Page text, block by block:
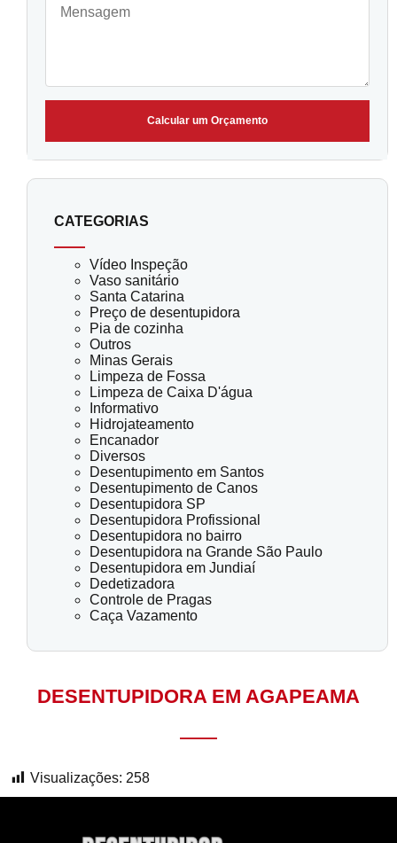
Calcular um Orçamento
CATEGORIAS
Vídeo Inspeção
Vaso sanitário
Santa Catarina
Preço de desentupidora
Pia de cozinha
Outros
Minas Gerais
Limpeza de Fossa
Limpeza de Caixa D'água
Informativo
Hidrojateamento
Encanador
Diversos
Desentupimento em Santos
Desentupimento de Canos
Desentupidora SP
Desentupidora Profissional
Desentupidora no bairro
Desentupidora na Grande São Paulo
Desentupidora em Jundiaí
Dedetizadora
Controle de Pragas
Caça Vazamento
DESENTUPIDORA EM AGAPEAMA
Visualizações: 258